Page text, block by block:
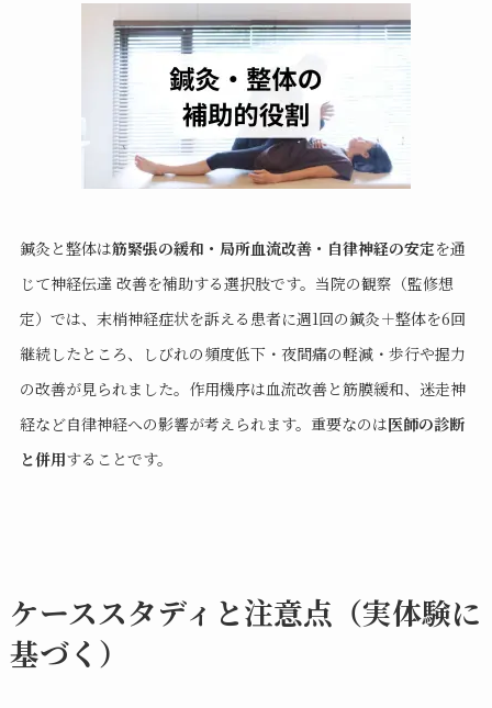
鍼灸と整体は筋緊張の緩和・局所血流改善・自律神経の安定を通
じて神経伝達 改善を補助する選択肢です。当院の観察（監修想
定）では、末梢神経症状を訴える患者に週1回の鍼灸＋整体を6回
継続したところ、しびれの頻度低下・夜間痛の軽減・歩行や握力
の改善が見られました。作用機序は血流改善と筋膜緩和、迷走神
経など自律神経への影響が考えられます。重要なのは医師の診断
と併用することです。
ケーススタディと注意点（実体験に
基づく）